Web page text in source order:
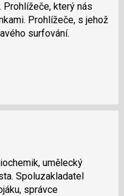
který nás
Prohlížeče, s jehož
surfování.
umělecký
Spoluzakladatel
správce